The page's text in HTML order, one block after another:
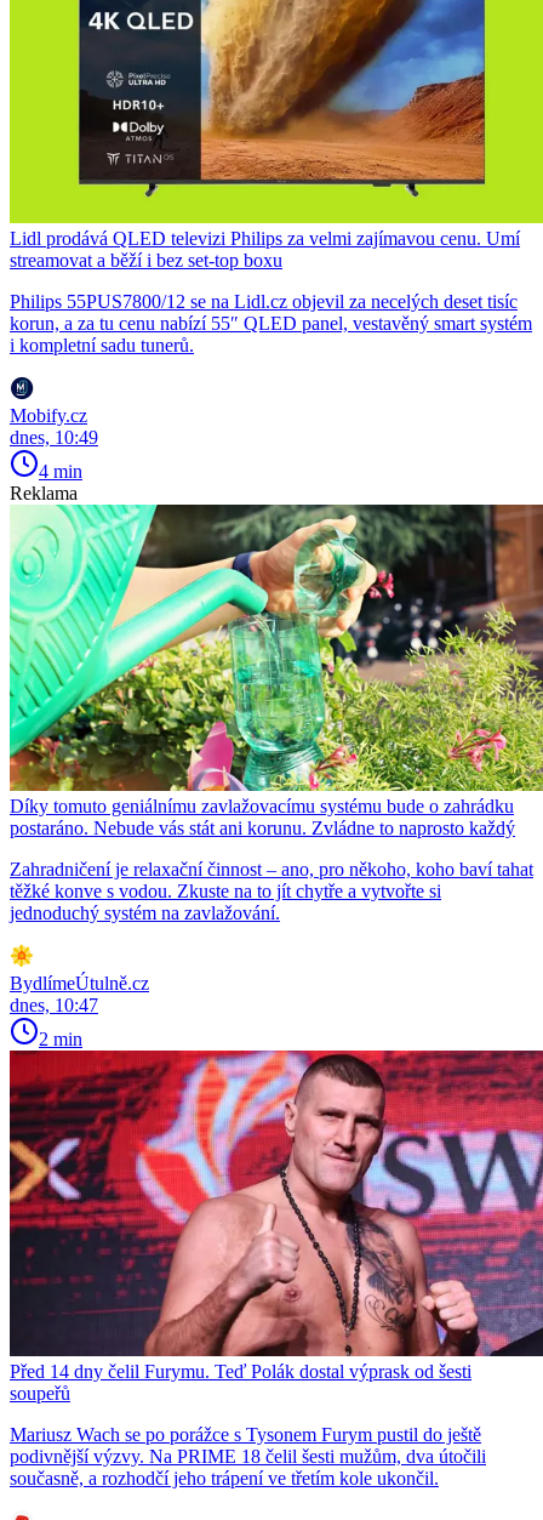
Lidl prodává QLED televizi Philips za velmi zajímavou cenu. Umí
streamovat a běží i bez set-top boxu
Philips 55PUS7800/12 se na Lidl.cz objevil za necelých deset tisíc
korun, a za tu cenu nabízí 55″ QLED panel, vestavěný smart systém
i kompletní sadu tunerů.
Mobify.cz
dnes, 10:49
4 min
Reklama
Díky tomuto geniálnímu zavlažovacímu systému bude o zahrádku
postaráno. Nebude vás stát ani korunu. Zvládne to naprosto každý
Zahradničení je relaxační činnost – ano, pro někoho, koho baví tahat
těžké konve s vodou. Zkuste na to jít chytře a vytvořte si
jednoduchý systém na zavlažování.
BydlímeÚtulně.cz
dnes, 10:47
2 min
Před 14 dny čelil Furymu. Teď Polák dostal výprask od šesti
soupeřů
Mariusz Wach se po porážce s Tysonem Furym pustil do ještě
podivnější výzvy. Na PRIME 18 čelil šesti mužům, dva útočili
současně, a rozhodčí jeho trápení ve třetím kole ukončil.